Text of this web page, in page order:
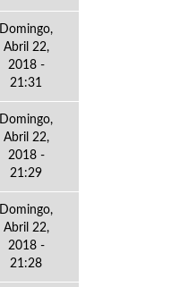
Domingo,
Abril 22,
2018 -
21:31
Domingo,
Abril 22,
2018 -
21:29
Domingo,
Abril 22,
2018 -
21:28